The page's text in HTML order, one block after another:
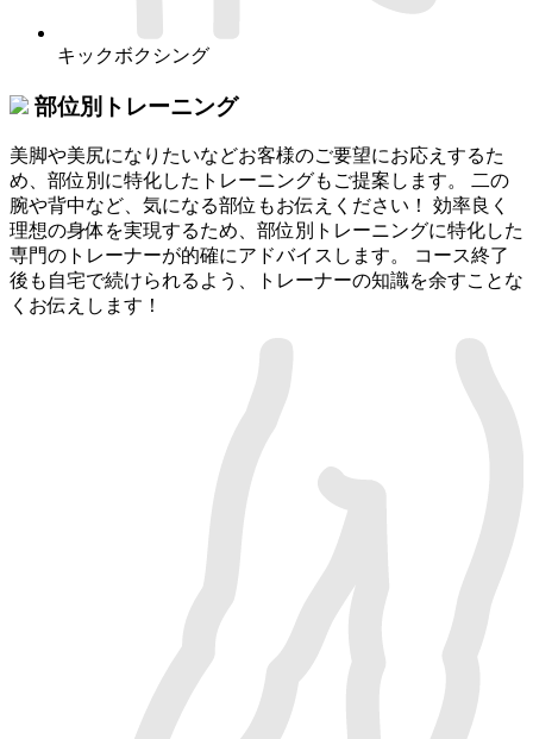
キックボクシング
部位別トレーニング
美脚や美尻になりたいなどお客様のご要望にお応えするた
め、部位別に特化したトレーニングもご提案します。 二の
腕や背中など、気になる部位もお伝えください！ 効率良く
理想の身体を実現するため、部位別トレーニングに特化した
専門のトレーナーが的確にアドバイスします。 コース終了
後も自宅で続けられるよう、トレーナーの知識を余すことな
くお伝えします！